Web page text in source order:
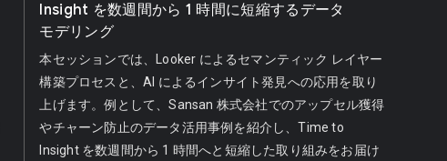
Insight を数週間から 1 時間に短縮するデータ
モデリング
本セッションでは、Looker によるセマンティック レイヤー
構築プロセスと、AI によるインサイト発見への応用を取り
上げます。例として、Sansan 株式会社でのアップセル獲得
やチャーン防止のデータ活用事例を紹介し、Time to
Insight を数週間から 1 時間へと短縮した取り組みをお届け